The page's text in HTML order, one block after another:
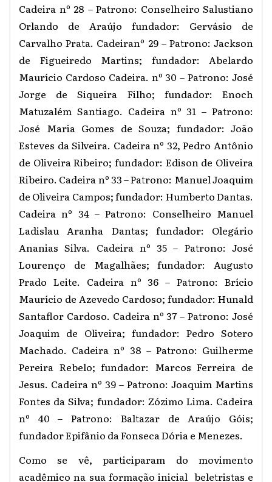
Cadeira nº 28 – Patrono: Conselheiro Salustiano
Orlando de Araújo fundador: Gervásio de
Carvalho Prata. Cadeiranº 29 – Patrono: Jackson
de Figueiredo Martins; fundador: Abelardo
Maurício Cardoso Cadeira. nº 30 – Patrono: José
Jorge de Siqueira Filho; fundador: Enoch
Matuzalém Santiago. Cadeira nº 31 – Patrono:
José Maria Gomes de Souza; fundador: João
Esteves da Silveira. Cadeira nº 32, Pedro Antônio
de Oliveira Ribeiro; fundador: Edison de Oliveira
Ribeiro. Cadeira nº 33 – Patrono: Manuel Joaquim
de Oliveira Campos; fundador: Humberto Dantas.
Cadeira nº 34 – Patrono: Conselheiro Manuel
Ladislau Aranha Dantas; fundador: Olegário
Ananias Silva. Cadeira nº 35 – Patrono: José
Lourenço de Magalhães; fundador: Augusto
Prado Leite. Cadeira nº 36 – Patrono: Brício
Maurício de Azevedo Cardoso; fundador: Hunald
Santaflor Cardoso. Cadeira nº 37 – Patrono: José
Joaquim de Oliveira; fundador: Pedro Sotero
Machado. Cadeira nº 38 – Patrono: Guilherme
Pereira Rebelo; fundador: Marcos Ferreira de
Jesus. Cadeira nº 39 – Patrono: Joaquim Martins
Fontes da Silva; fundador: Zózimo Lima. Cadeira
nº 40 – Patrono: Baltazar de Araújo Góis;
fundador Epifânio da Fonseca Dória e Menezes.
Como se vê, participaram do movimento
acadêmico na sua formação inicial beletristas e